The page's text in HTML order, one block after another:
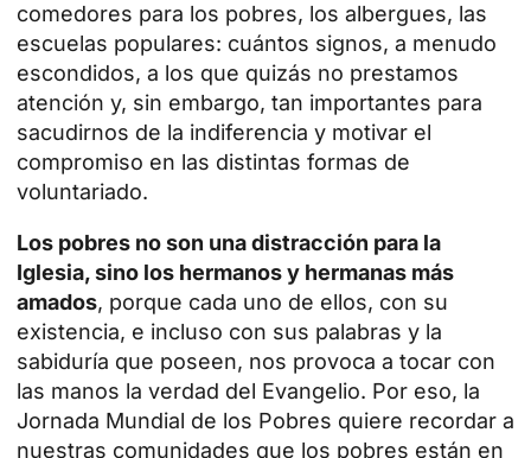
comedores para los pobres, los albergues, las
escuelas populares: cuántos signos, a menudo
escondidos, a los que quizás no prestamos
atención y, sin embargo, tan importantes para
sacudirnos de la indiferencia y motivar el
compromiso en las distintas formas de
voluntariado.
Los pobres no son una distracción para la
Iglesia, sino los hermanos y hermanas más
amados, porque cada uno de ellos, con su
existencia, e incluso con sus palabras y la
sabiduría que poseen, nos provoca a tocar con
las manos la verdad del Evangelio. Por eso, la
Jornada Mundial de los Pobres quiere recordar a
nuestras comunidades que los pobres están en